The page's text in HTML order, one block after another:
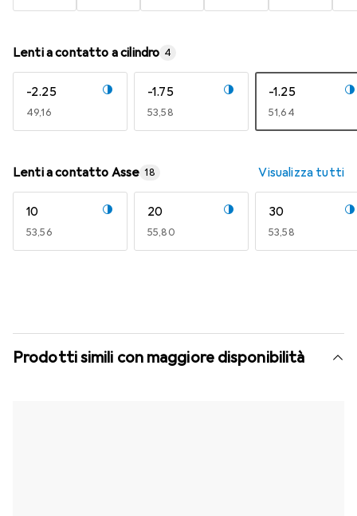
Lenti a contatto a cilindro 4
-2.25
EUR
49,16
-1.75
EUR
53,58
-1.25
EUR
51,64
Lenti a contatto Asse 18 Visualizza tutti
10
EUR
53,56
20
EUR
55,80
30
EUR
53,58
Prodotti simili con maggiore disponibilità